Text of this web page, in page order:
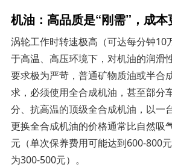
机油：高品质是“刚需”，成本
涡轮工作时转速极高（可达每分钟10
于高温、高压环境下，对机油的润滑
要求极为严苛，普通矿物质油或半合
求，必须使用全合成机油，甚至部分
分、抗高温的顶级全合成机油，以一
更换全合成机油的价格通常比自然吸
元（单次保养费用可能达到600-800
为300-500元）。